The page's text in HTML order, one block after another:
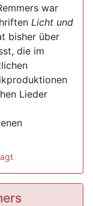
war
Licht und
bisher über
die im
Lieder